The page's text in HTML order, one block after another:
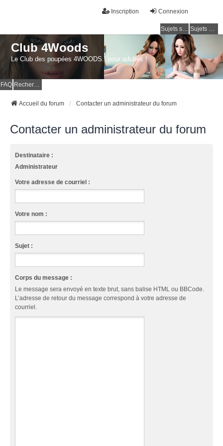
Connexion
Inscription
Sujets sans réponse Sujets actifs
Club 4Woods
Le Club des poupées 4WOODS...pour adultes !
FAQ
Accueil du forum Contacter un administrateur du forum
Contacter un administrateur du forum
Destinataire :
Administrateur
Votre adresse de courriel :
Votre nom :
Sujet :
Corps du message :
Le message sera envoyé en texte brut, sans balise HTML ou BBCode.
L’adresse de retour du message correspond à votre adresse de
courriel.